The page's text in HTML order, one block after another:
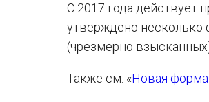
С 2017 года действует
утверждено несколько
(чрезмерно
Также см. «Новая форма